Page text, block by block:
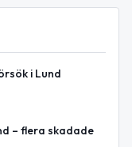
i Lund
– flera skadade